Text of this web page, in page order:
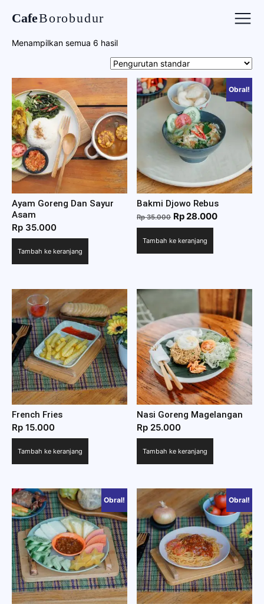
CafeBorobudur
Menampilkan semua 6 hasil
Ayam Goreng Dan Sayur
Asam
Rp 35.000
Tambah ke keranjang
Obral!
Bakmi Djowo Rebus
Rp35.000 Harga
aslinya
adalah:
Rp28.000Harga
Tambah ke keranjang
French Fries
Rp 15.000
Tambah ke keranjang
Nasi Goreng Magelangan
Rp 25.000
Tambah ke keranjang
Obral! Obral!